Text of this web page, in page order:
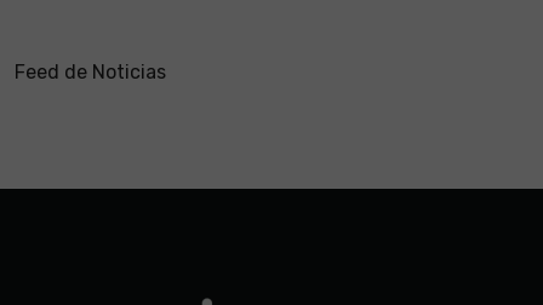
Feed de Noticias